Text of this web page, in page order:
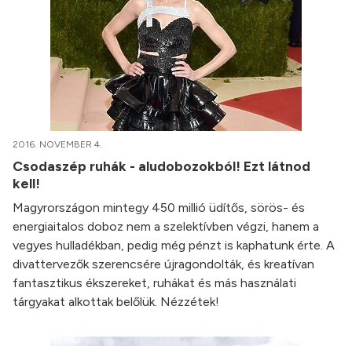
2016. NOVEMBER 4.
Csodaszép ruhák - aludobozokból! Ezt látnod
kell!
Magyrországon mintegy 450 millió üdítős, sörös- és
energiaitalos doboz nem a szelektívben végzi, hanem a
vegyes hulladékban, pedig még pénzt is kaphatunk érte. A
divattervezők szerencsére újragondolták, és kreatívan
fantasztikus ékszereket, ruhákat és más használati
tárgyakat alkottak belőlük. Nézzétek!